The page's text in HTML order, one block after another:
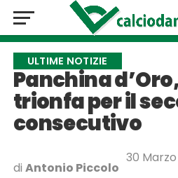
ULTIME NOTIZIE
Panchina
trionfa per il
consecutivo
di Antonio Piccolo
30 Marzo